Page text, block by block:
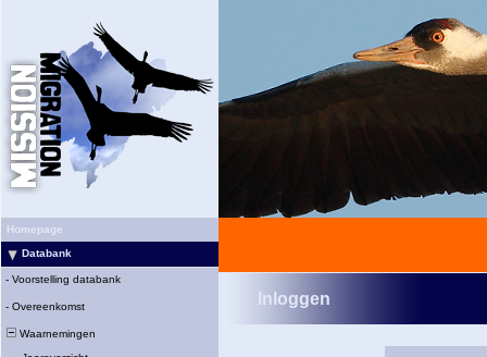
Homepage
Databank
- Voorstelling databank
- Overeenkomst
Waarnemingen
Inloggen